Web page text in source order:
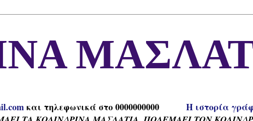
και τηλεφωνικά στο 0000000000
H ιστορία